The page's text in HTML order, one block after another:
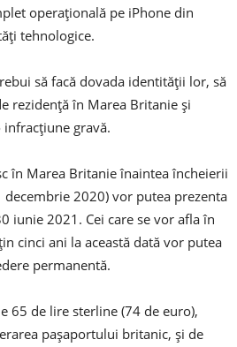
operaţională pe iPhone din
tehnologice.
să facă dovada identităţii lor, să
rezidenţă în Marea Britanie şi
infracţiune gravă.
în Marea Britanie înaintea încheierii
2020) vor putea prezenta
iunie 2021. Cei care se vor afla în
cinci ani la această dată vor putea
permanentă.
65 de lire sterline (74 de euro),
paşaportului britanic, şi de